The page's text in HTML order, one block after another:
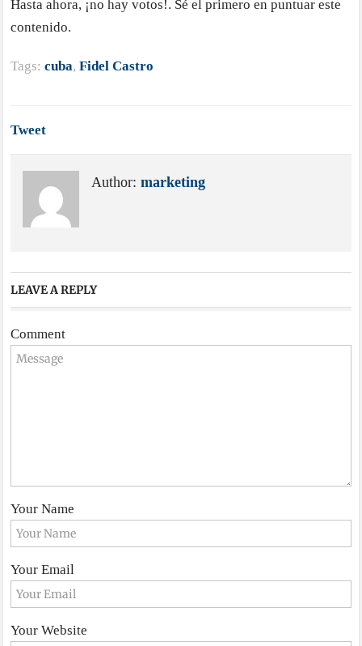
Hasta ahora, ¡no hay votos!. Sé el primero en puntuar este
contenido.
Tags:cuba,Fidel Castro
Tweet
Author:marketing
LEAVE A REPLY
Comment
Your Name
Your Email
Your Website